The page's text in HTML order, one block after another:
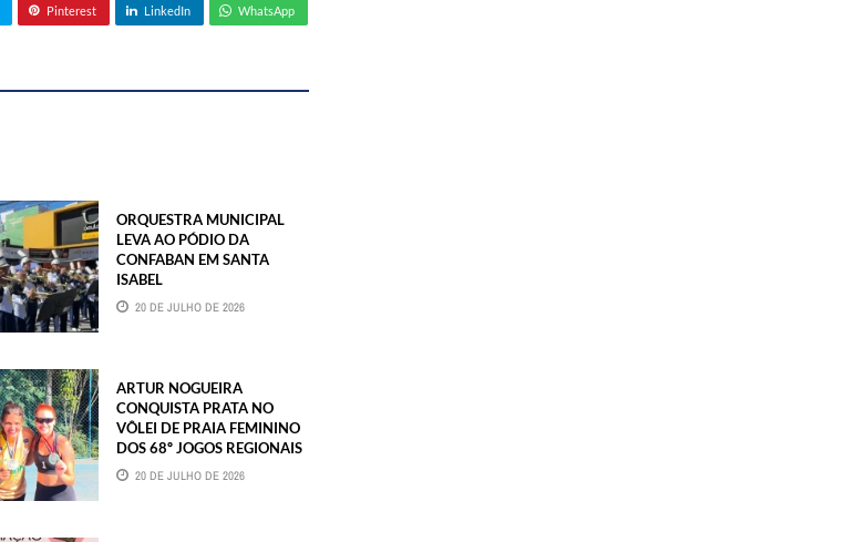
Pinterest LinkedIn WhatsApp
ORQUESTRA MUNICIPAL
LEVA AO PÓDIO DA
CONFABAN EM SANTA
ISABEL
20 DE JULHO DE 2026
ARTUR NOGUEIRA
CONQUISTA PRATA NO
VÔLEI DE PRAIA FEMININO
DOS 68º JOGOS REGIONAIS
20 DE JULHO DE 2026